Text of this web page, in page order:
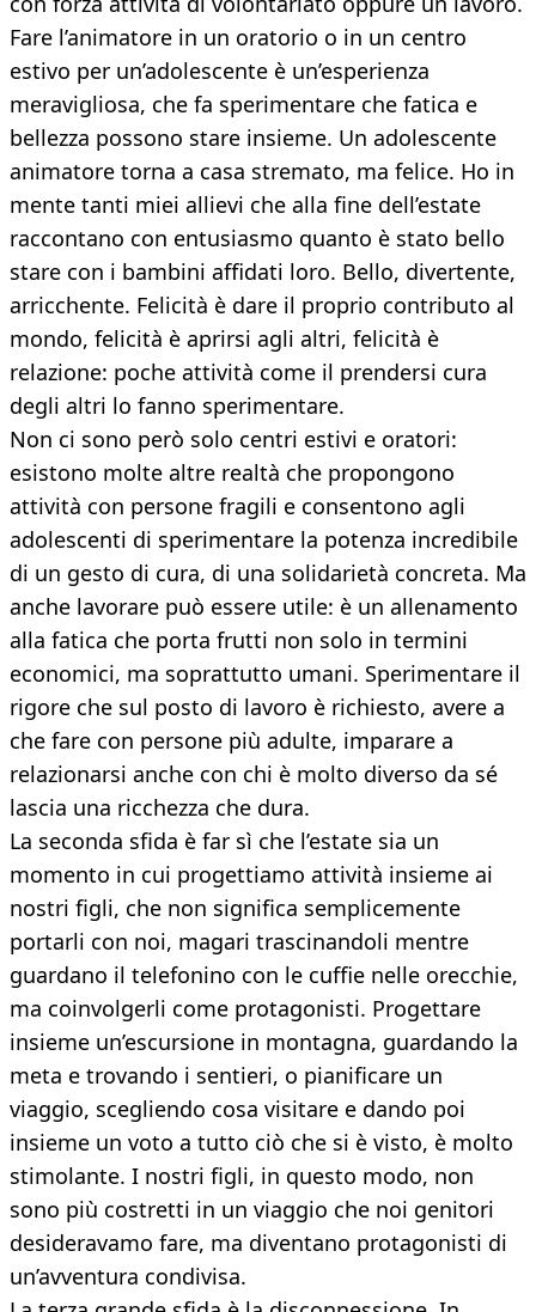
Fare l’animatore in un oratorio o in un centro
estivo per un’adolescente è un’esperienza
meravigliosa, che fa sperimentare che fatica e
bellezza possono stare insieme. Un adolescente
animatore torna a casa stremato, ma felice. Ho in
mente tanti miei allievi che alla fine dell’estate
raccontano con entusiasmo quanto è stato bello
stare con i bambini affidati loro. Bello, divertente,
arricchente. Felicità è dare il proprio contributo al
mondo, felicità è aprirsi agli altri, felicità è
relazione: poche attività come il prendersi cura
degli altri lo fanno sperimentare.
Non ci sono però solo centri estivi e oratori:
esistono molte altre realtà che propongono
attività con persone fragili e consentono agli
adolescenti di sperimentare la potenza incredibile
di un gesto di cura, di una solidarietà concreta. Ma
anche lavorare può essere utile: è un allenamento
alla fatica che porta frutti non solo in termini
economici, ma soprattutto umani. Sperimentare il
rigore che sul posto di lavoro è richiesto, avere a
che fare con persone più adulte, imparare a
relazionarsi anche con chi è molto diverso da sé
lascia una ricchezza che dura.
La seconda sfida è far sì che l’estate sia un
momento in cui progettiamo attività insieme ai
nostri figli, che non significa semplicemente
portarli con noi, magari trascinandoli mentre
guardano il telefonino con le cuffie nelle orecchie,
ma coinvolgerli come protagonisti. Progettare
insieme un’escursione in montagna, guardando la
meta e trovando i sentieri, o pianificare un
viaggio, scegliendo cosa visitare e dando poi
insieme un voto a tutto ciò che si è visto, è molto
stimolante. I nostri figli, in questo modo, non
sono più costretti in un viaggio che noi genitori
desideravamo fare, ma diventano protagonisti di
un’avventura condivisa.